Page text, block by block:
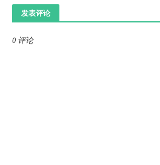
发表评论
0 评论